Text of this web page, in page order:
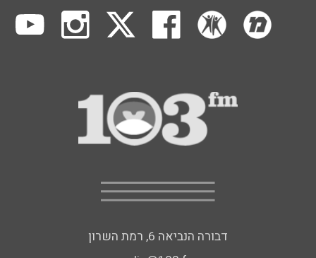
דבורה הנביאה 6, רמת השרון